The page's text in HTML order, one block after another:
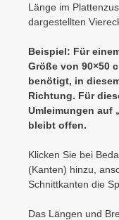
Länge im
dargestellten
Beispiel: Für
Größe von 90×50
benötigt, in
Richtung. Für
Umleimungen auf
bleibt offen.
Klicken Sie bei
(Kanten) hinzu,
Schnittkanten die
Das Längen und